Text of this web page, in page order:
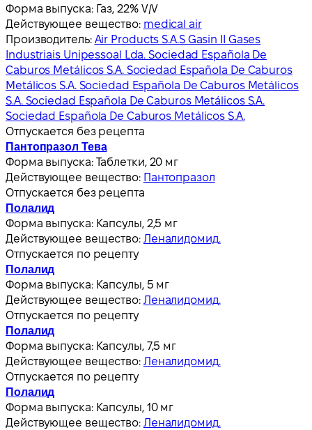
Форма выпуска: Газ, 22% V/V
Действующее вещество: medical air
Производитель: Air Products S.A.S Gasin II Gases
Industriais Unipessoal Lda. Sociedad Española De
Caburos Metálicos S.A. Sociedad Española De Caburos
Metálicos S.A. Sociedad Española De Caburos Metálicos
S.A. Sociedad Española De Caburos Metálicos S.A.
Sociedad Española De Caburos Metálicos S.A.
Отпускается без рецепта
Пантопразол Тева
Форма выпуска: Таблетки, 20 мг
Действующее вещество: Пантопразол
Отпускается без рецепта
Полалид
Форма выпуска: Капсулы, 2,5 мг
Действующее вещество: Леналидомид.
Отпускается по рецепту
Полалид
Форма выпуска: Капсулы, 5 мг
Действующее вещество: Леналидомид.
Отпускается по рецепту
Полалид
Форма выпуска: Капсулы, 7,5 мг
Действующее вещество: Леналидомид.
Отпускается по рецепту
Полалид
Форма выпуска: Капсулы, 10 мг
Действующее вещество: Леналидомид.